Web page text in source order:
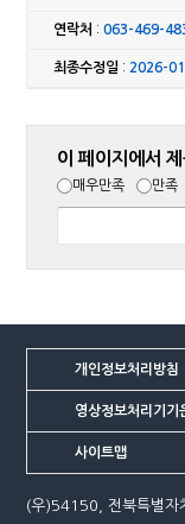
연락처 :063-469-
최종수정일 : 2026-
이 페이지에서
매우만족 만족
개인정보처리방침
영상정보처리기기
사이트맵
(우)54150, 전북특별자